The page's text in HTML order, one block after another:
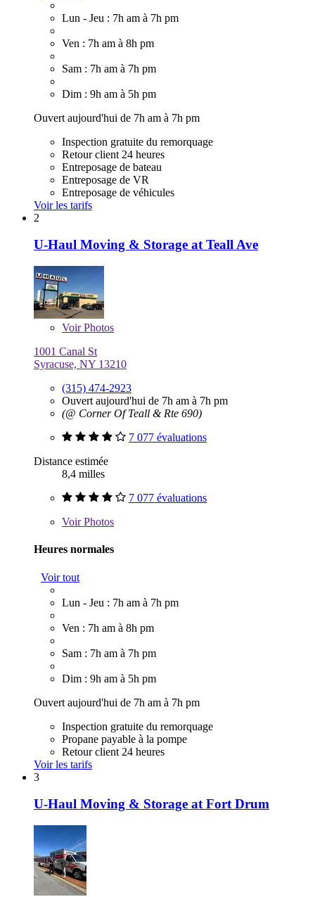
Lun - Jeu : 7h am à 7h pm
Ven : 7h am à 8h pm
Sam : 7h am à 7h pm
Dim : 9h am à 5h pm
Ouvert aujourd'hui de 7h am à 7h pm
Inspection gratuite du remorquage
Retour client 24 heures
Entreposage de bateau
Entreposage de VR
Entreposage de véhicules
Voir les tarifs
2
U-Haul Moving & Storage at Teall Ave
VoirPhotos
1001 Canal St
Syracuse, NY 13210
(315) 474-2923
Ouvert aujourd'hui de 7h am à 7h pm
(@ Corner Of Teall & Rte 690)
7 077 évaluations
Distance estimée
8,4 milles
7 077 évaluations
VoirPhotos
Heures normales
Voir tout
Lun - Jeu : 7h am à 7h pm
Ven : 7h am à 8h pm
Sam : 7h am à 7h pm
Dim : 9h am à 5h pm
Ouvert aujourd'hui de 7h am à 7h pm
Inspection gratuite du remorquage
Propane payable à la pompe
Retour client 24 heures
Voir les tarifs
3
U-Haul Moving & Storage at Fort Drum